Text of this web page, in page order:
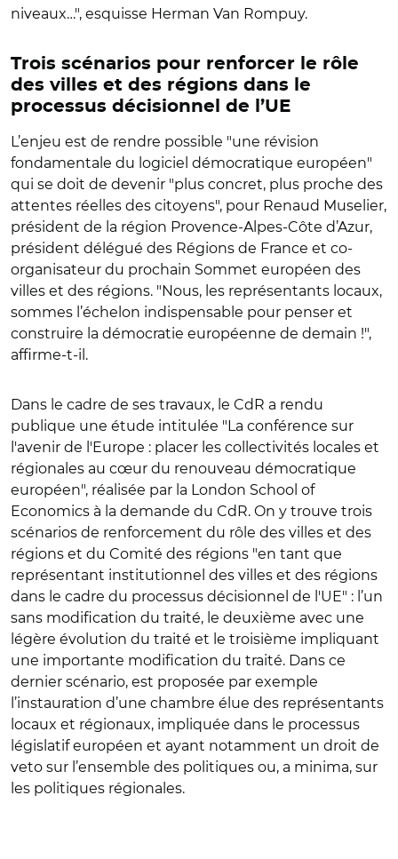
niveaux…", esquisse Herman Van Rompuy.
Trois scénarios pour renforcer le rôle
des villes et des régions dans le
processus décisionnel de l’UE
L’enjeu est de rendre possible "une révision
fondamentale du logiciel démocratique européen"
qui se doit de devenir "plus concret, plus proche des
attentes réelles des citoyens", pour Renaud Muselier,
président de la région Provence-Alpes-Côte d’Azur,
président délégué des Régions de France et co-
organisateur du prochain Sommet européen des
villes et des régions. "Nous, les représentants locaux,
sommes l’échelon indispensable pour penser et
construire la démocratie européenne de demain !",
affirme-t-il.
Dans le cadre de ses travaux, le CdR a rendu
publique une étude intitulée "La conférence sur
l'avenir de l'Europe : placer les collectivités locales et
régionales au cœur du renouveau démocratique
européen", réalisée par la London School of
Economics à la demande du CdR. On y trouve trois
scénarios de renforcement du rôle des villes et des
régions et du Comité des régions "en tant que
représentant institutionnel des villes et des régions
dans le cadre du processus décisionnel de l'UE" : l’un
sans modification du traité, le deuxième avec une
légère évolution du traité et le troisième impliquant
une importante modification du traité. Dans ce
dernier scénario, est proposée par exemple
l’instauration d’une chambre élue des représentants
locaux et régionaux, impliquée dans le processus
législatif européen et ayant notamment un droit de
veto sur l’ensemble des politiques ou, a minima, sur
les politiques régionales.